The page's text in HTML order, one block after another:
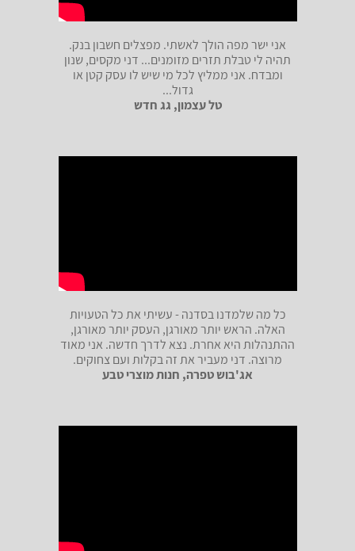
אני ישר מפה הולך לאשתי. מפצלים חשבון בנק.
תהיה לי טבלת תזרים מזומנים... דני מקסים, שנון
ומבדח. אני ממליץ לכל מי שיש לו עסק קטן או
גדול...
טל עצמון, גג חדש
כל מה שלמדנו בסדנה - עשיתי את כל הטעויות
האלה. הראש יותר מאורגן, העסק יותר מאורגן,
ההתנהלות היא אחרת. נצא לדרך חדשה. אני מאוד
מרוצה. דני מעביר את זה בקלות ועם צחוקים.
אג'בוש טפרה, חנות מוצרי טבע